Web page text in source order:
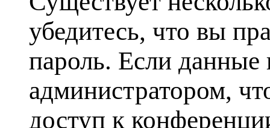
убедитесь, что вы
пароль. Если данные
администратором,
доступ к